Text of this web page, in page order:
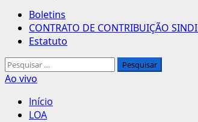
Menu
principal
Boletins
CONTRATO DE CONTRIBUIÇÃO
Estatuto
Pesquisar
por:
Ao vivo
Início
LOA